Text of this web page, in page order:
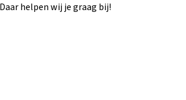
helpen wij je graag bij!